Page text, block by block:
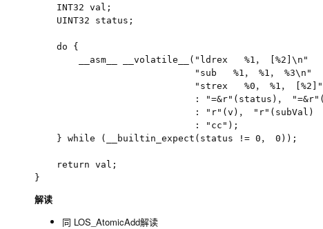
    INT32 val;
    UINT32 status;
    do {
        __asm__ __volatile__("ldrex   %1， [%2]\n"
                             "sub   %1， %1， %3\n"
                             "strex   %0， %1， [%2]"
: "=&r"(status)，
                             : "r"(v)， "r"(subVal)
                             : "cc");
    } while (__builtin_expect(status != 0， 0));
    return val;
解读
同 LOS_AtomicAdd解读